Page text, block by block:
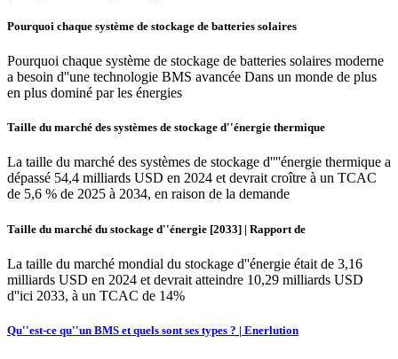
Pourquoi chaque système de stockage de batteries solaires
Pourquoi chaque système de stockage de batteries solaires moderne
a besoin d''une technologie BMS avancée Dans un monde de plus
en plus dominé par les énergies
Taille du marché des systèmes de stockage d''énergie thermique
La taille du marché des systèmes de stockage d''''énergie thermique a
dépassé 54,4 milliards USD en 2024 et devrait croître à un TCAC
de 5,6 % de 2025 à 2034, en raison de la demande
Taille du marché du stockage d''énergie [2033] | Rapport de
La taille du marché mondial du stockage d''énergie était de 3,16
milliards USD en 2024 et devrait atteindre 10,29 milliards USD
d''ici 2033, à un TCAC de 14%
Qu''est-ce qu''un BMS et quels sont ses types ? | Enerlution